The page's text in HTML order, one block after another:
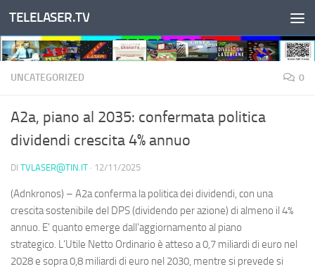
Salta al contenuto
TELELASER.TV
UNCATEGORIZED 0
A2a, piano al 2035: confermata politica
dividendi crescita 4% annuo
DI TVLASER@TIN.IT · 12/11/2025
(Adnkronos) – A2a conferma la politica dei dividendi, con una
crescita sostenibile del DPS (dividendo per azione) di almeno il 4%
annuo. E' quanto emerge dall'aggiornamento al piano
strategico. L’Utile Netto Ordinario è atteso a 0,7 miliardi di euro nel
2028 e sopra 0,8 miliardi di euro nel 2030, mentre si prevede si